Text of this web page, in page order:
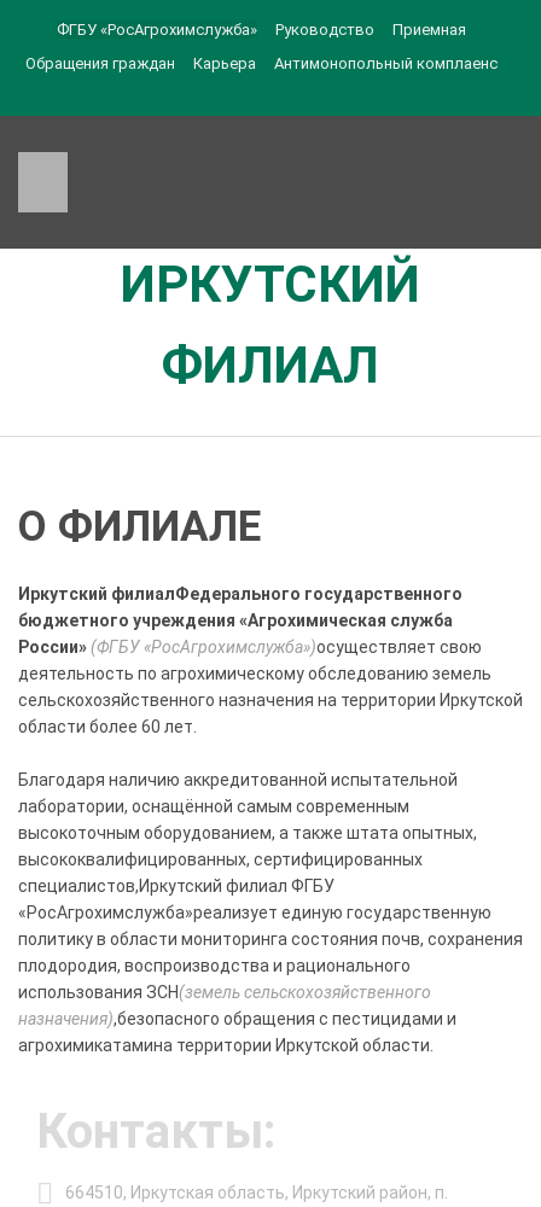
ФГБУ «РосАгрохимслужба» Руководство
Приемная
Обращения граждан
Карьера Антимонопольный комплаенс
ИРКУТСКИЙ
ФИЛИАЛ
О ФИЛИАЛЕ
Иркутский филиалФедерального государственного
бюджетного учреждения «Агрохимическая служба
России» (ФГБУ «РосАгрохимслужба»)осуществляет свою
деятельность по агрохимическому обследованию земель
сельскохозяйственного назначения на территории Иркутской
области более 60 лет.
Благодаря наличию аккредитованной испытательной
лаборатории, оснащённой самым современным
высокоточным оборудованием, а также штата опытных,
высококвалифицированных, сертифицированных
специалистов,Иркутский филиал ФГБУ
«РосАгрохимслужба»реализует единую государственную
политику в области мониторинга состояния почв, сохранения
плодородия, воспроизводства и рационального
использования ЗСН(земель сельскохозяйственного
назначения),безопасного обращения с пестицидами и
агрохимикатамина территории Иркутской области.
Контакты:
664510, Иркутская область, Иркутский район, п.